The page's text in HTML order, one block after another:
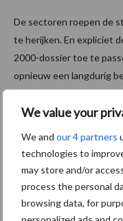
We value your
We and our 4 partners
technologies to
may store and/or
process the personal
browsing data, for
De sectoren roepen de
te herijken. En expliciet
2000-dossier toe te
opnieuw een langdurig
en samenleving allemaal
Nederlandse Vissersbond
visserijorganisaties), de
Jagersvereniging,